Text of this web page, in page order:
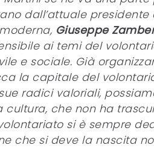
dall’attuale
Giuseppe
ai temi del
e sociale. Già
la capitale del
radici valoriali,
cultura, che non ha
si è sempre
che si deve la nascita